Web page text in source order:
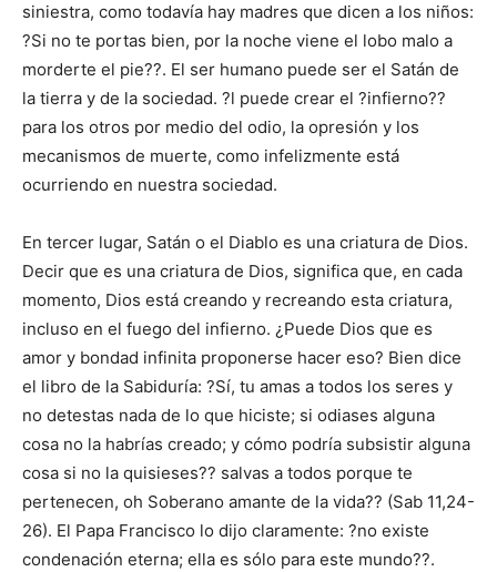
siniestra, como todavía hay madres que dicen a los niños:
?Si no te portas bien, por la noche viene el lobo malo a
morderte el pie??. El ser humano puede ser el Satán de
la tierra y de la sociedad. ?l puede crear el ?infierno??
para los otros por medio del odio, la opresión y los
mecanismos de muerte, como infelizmente está
ocurriendo en nuestra sociedad.
En tercer lugar, Satán o el Diablo es una criatura de Dios.
Decir que es una criatura de Dios, significa que, en cada
momento, Dios está creando y recreando esta criatura,
incluso en el fuego del infierno. ¿Puede Dios que es
amor y bondad infinita proponerse hacer eso? Bien dice
el libro de la Sabiduría: ?Sí, tu amas a todos los seres y
no detestas nada de lo que hiciste; si odiases alguna
cosa no la habrías creado; y cómo podría subsistir alguna
cosa si no la quisieses?? salvas a todos porque te
pertenecen, oh Soberano amante de la vida?? (Sab 11,24-
26). El Papa Francisco lo dijo claramente: ?no existe
condenación eterna; ella es sólo para este mundo??.